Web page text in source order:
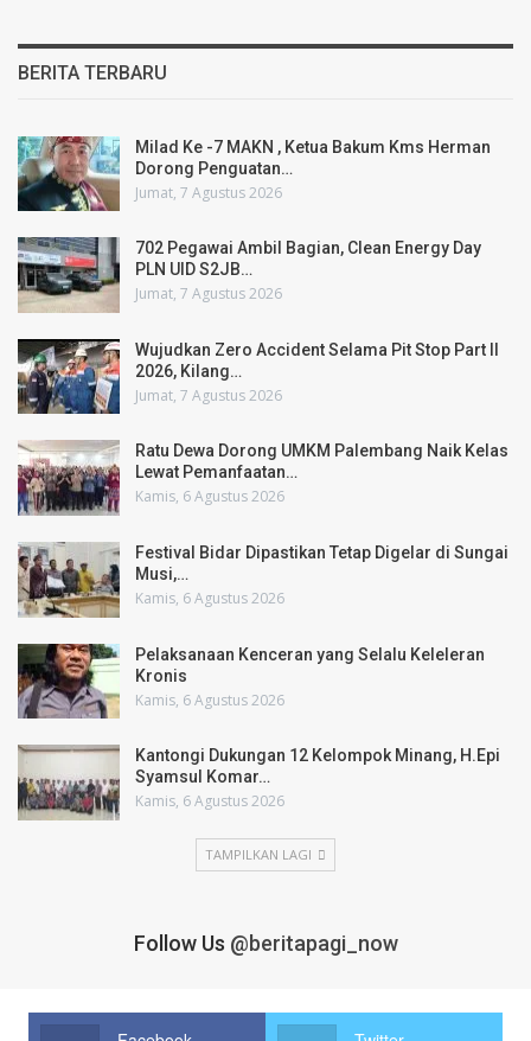
BERITA TERBARU
Milad Ke -7 MAKN , Ketua Bakum Kms Herman
Dorong Penguatan…
Jumat, 7 Agustus 2026
702 Pegawai Ambil Bagian, Clean Energy Day
PLN UID S2JB…
Jumat, 7 Agustus 2026
Wujudkan Zero Accident Selama Pit Stop Part II
2026, Kilang…
Jumat, 7 Agustus 2026
Ratu Dewa Dorong UMKM Palembang Naik Kelas
Lewat Pemanfaatan…
Kamis, 6 Agustus 2026
Festival Bidar Dipastikan Tetap Digelar di Sungai
Musi,…
Kamis, 6 Agustus 2026
Pelaksanaan Kenceran yang Selalu Keleleran
Kronis
Kamis, 6 Agustus 2026
Kantongi Dukungan 12 Kelompok Minang, H.Epi
Syamsul Komar…
Kamis, 6 Agustus 2026
TAMPILKAN LAGI
Follow Us @beritapagi_now